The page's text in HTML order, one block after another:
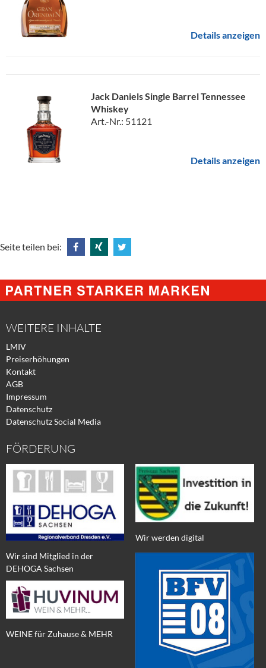
Details anzeigen
Jack Daniels Single Barrel Tennessee
Whiskey
Art.-Nr.: 51121
Details anzeigen
Seite teilen bei:
@
Facebook
@
Xing
@
Twitter
WEITERE INHALTE
LMIV
Preiserhöhungen
Kontakt
AGB
Impressum
Datenschutz
Datenschutz Social Media
FÖRDERUNG
Wir sind Mitglied in der
DEHOGA Sachsen
WEINE für Zuhause & MEHR
Wir werden digital